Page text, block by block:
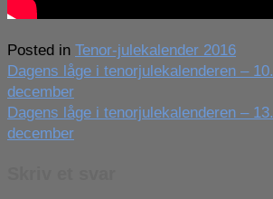
Posted in Tenor-julekalender 2016
Indlægsnavigation
Dagens låge i tenorjulekalenderen – 10.
december
Dagens låge i tenorjulekalenderen – 13.
december